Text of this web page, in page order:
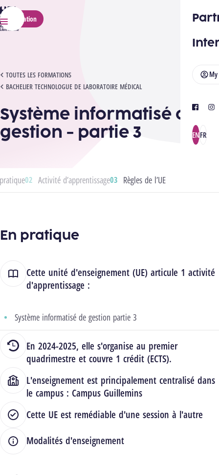
HELMo
Menu
My
facebook
ENFR
Application
TOUTES LES FORMATIONS
BACHELIER TECHNOLOGUE DE LABORATOIRE MÉDICAL
SYSTÈME INFORMATISÉ DE GESTION - PARTIE 3
Système informatisé de
gestion - partie 3
Activité d’apprentissage Règles de l’UE
En pratique
Cette unité d'enseignement (UE) articule 1 activité
d'apprentissage :
Système informatisé de gestion partie 3
En 2024-2025, elle s'organise au premier
quadrimestre et couvre 1 crédit (ECTS).
L'enseignement est principalement centralisé dans
le campus : Campus Guillemins
Cette UE est remédiable d'une session à l'autre
Modalités d'enseignement